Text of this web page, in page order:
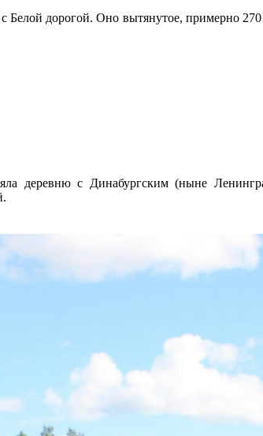
дорогой. Оно вытянутое, примерно
деревню с Динабургским (ныне